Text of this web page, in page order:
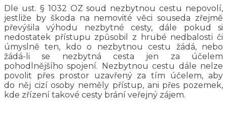
Dle ust. § 1032 OZ soud nezbytnou cestu nepovolí,
jestliže by škoda na nemovité věci souseda zřejmě
převýšila výhodu nezbytné cesty, dále pokud si
nedostatek přístupu způsobil z hrubé nedbalosti či
úmyslně ten, kdo o nezbytnou cestu žádá, nebo
žádá-li se nezbytná cesta jen za účelem
pohodlnějšího spojení. Nezbytnou cestu dále nelze
povolit přes prostor uzavřený za tím účelem, aby
do něj cizí osoby neměly přístup, ani přes pozemek,
kde zřízení takové cesty brání veřejný zájem.